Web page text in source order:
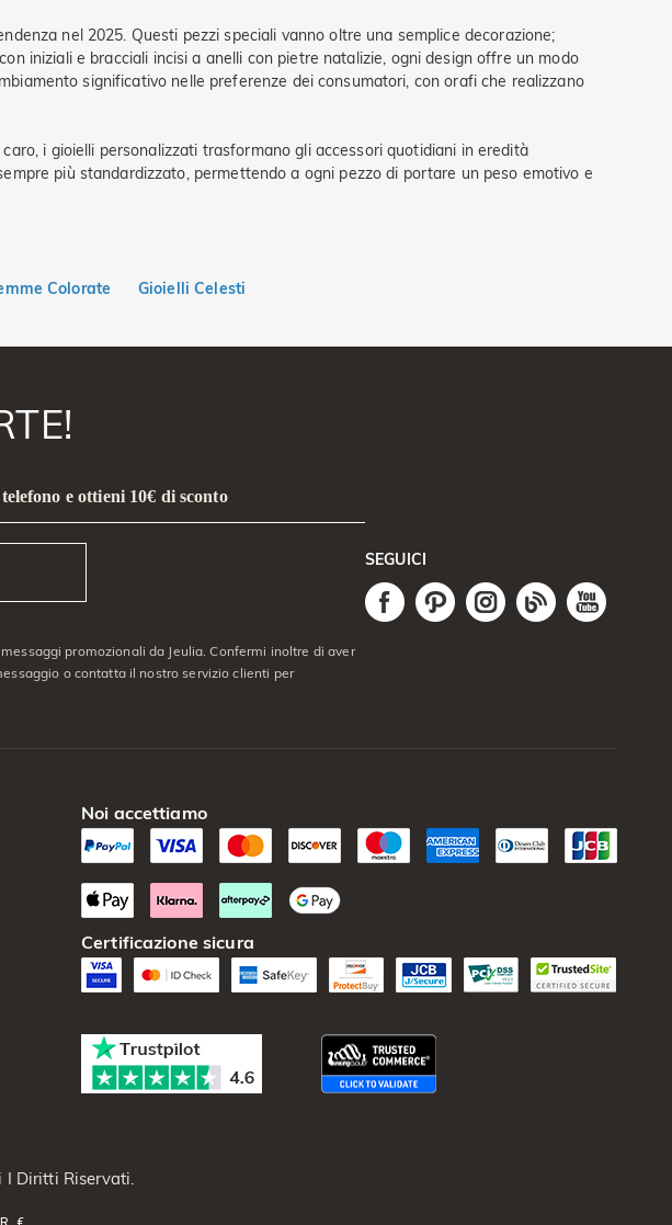
nel 2025. Questi pezzi speciali vanno oltre una semplice decorazione;
iniziali e bracciali incisi a anelli con pietre natalizie, ogni design offre un modo
significativo nelle preferenze dei consumatori, con orafi che realizzano
i gioielli personalizzati trasformano gli accessori quotidiani in eredità
più standardizzato, permettendo a ogni pezzo di portare un peso emotivo e
Colorate Gioielli Celesti
e ottieni 10€ di sconto
promozionali da Jeulia. Confermi inoltre di aver
o contatta il nostro servizio clienti per
SEGUICI
Noi accettiamo
Certificazione sicura
I Diritti Riservati.